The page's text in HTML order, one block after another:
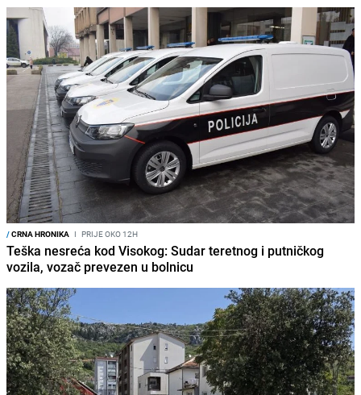
/CRNA HRONIKA I PRIJE OKO 12H
Teška nesreća kod Visokog: Sudar teretnog i putničkog
vozila, vozač prevezen u bolnicu